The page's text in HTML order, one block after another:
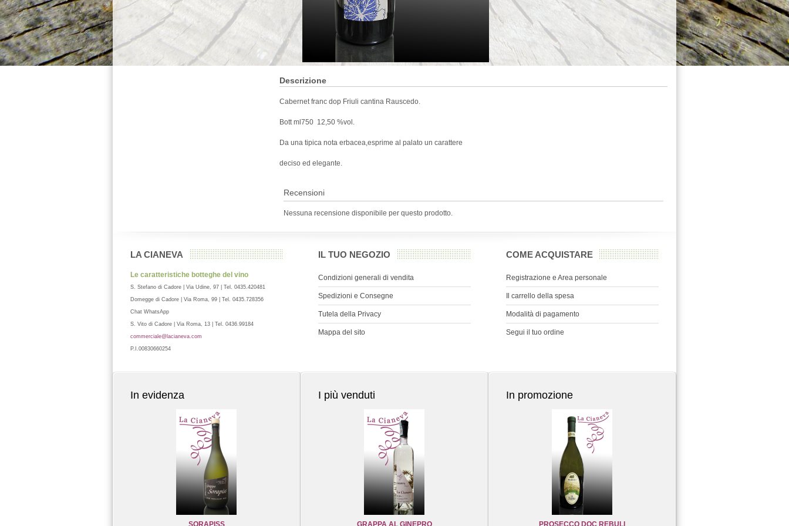
Descrizione
Cabernet franc dop Friuli cantina Rauscedo.
Bott ml750 12,50 %vol.
Da una tipica nota erbacea,esprime al palato un carattere
deciso ed elegante.
Recensioni
Nessuna recensione disponibile per questo prodotto.
LA CIANEVA
Le caratteristiche botteghe del vino
S. Stefano di Cadore | Via Udine, 97 | Tel. 0435.420481
Domegge di Cadore | Via Roma, 99 | Tel. 0435.728356
Chat WhatsApp
S. Vito di Cadore | Via Roma, 13 | Tel. 0436.99184
commerciale@lacianeva.com
P.I.00830660254
IL TUO NEGOZIO
Condizioni generali di vendita
Spedizioni e Consegne
Tutela della Privacy
Mappa del sito
COME ACQUISTARE
Registrazione e Area personale
Il carrello della spesa
Modalità di pagamento
Segui il tuo ordine
In evidenza I più venduti In promozione